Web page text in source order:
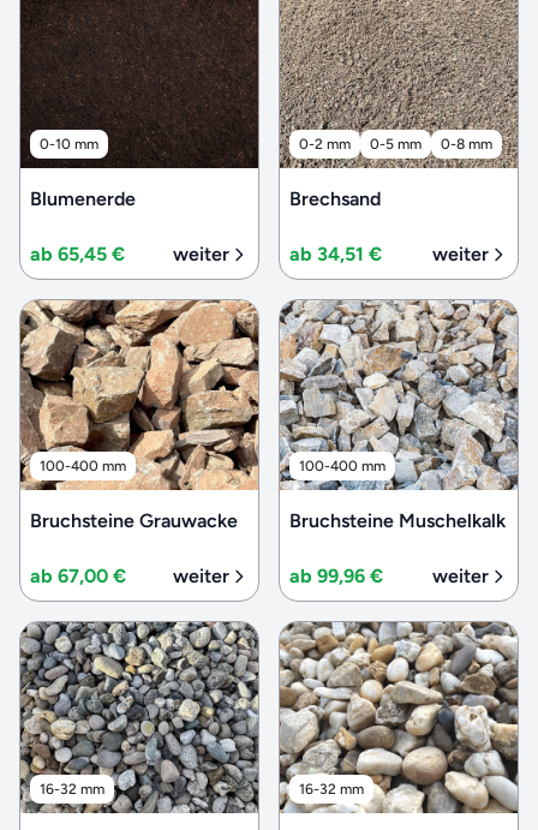
0-10 mm
Blumenerde
ab 65,45 € weiter
0-2 mm 0-5 mm 0-8 mm
Brechsand
ab 34,51 € weiter
100-400 mm
Bruchsteine Grauwacke
ab 67,00 € weiter
100-400 mm
Bruchsteine Muschelkalk
ab 99,96 € weiter
16-32 mm 16-32 mm